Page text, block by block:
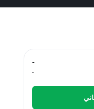
SPCX.US,
-
-